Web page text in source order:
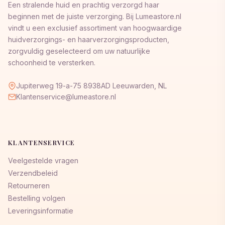
Een stralende huid en prachtig verzorgd haar
beginnen met de juiste verzorging. Bij Lumeastore.nl
vindt u een exclusief assortiment van hoogwaardige
huidverzorgings- en haarverzorgingsproducten,
zorgvuldig geselecteerd om uw natuurlijke
schoonheid te versterken.
Jupiterweg 19-a-75 8938AD Leeuwarden, NL
Klantenservice@lumeastore.nl
KLANTENSERVICE
Veelgestelde vragen
Verzendbeleid
Retourneren
Bestelling volgen
Leveringsinformatie